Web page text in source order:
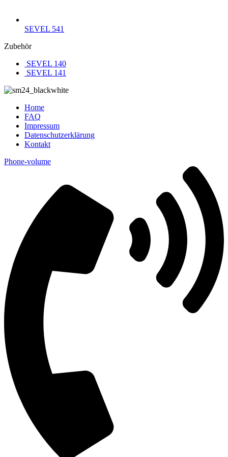
SEVEL 541
Zubehör
SEVEL 140
SEVEL 141
Home
FAQ
Impressum
Datenschutzerklärung
Kontakt
Phone-volume